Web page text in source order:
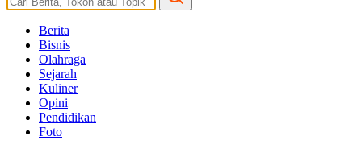
Berita
Bisnis
Olahraga
Sejarah
Kuliner
Opini
Pendidikan
Foto